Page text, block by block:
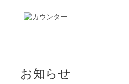
お知らせ